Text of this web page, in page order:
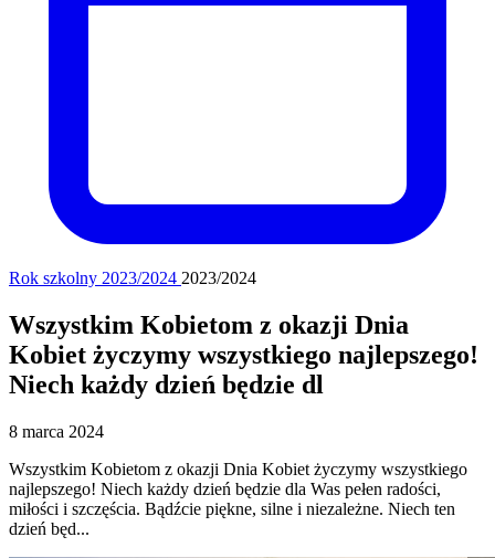
Rok szkolny 2023/2024 2023/2024
Wszystkim Kobietom z okazji Dnia
Kobiet życzymy wszystkiego najlepszego!
Niech każdy dzień będzie dl
8 marca 2024
Wszystkim Kobietom z okazji Dnia Kobiet życzymy wszystkiego
najlepszego! Niech każdy dzień będzie dla Was pełen radości,
miłości i szczęścia. Bądźcie piękne, silne i niezależne. Niech ten
dzień będ...